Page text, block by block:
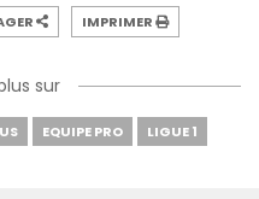
IMPRIMER
sur
EQUIPE PRO LIGUE 1